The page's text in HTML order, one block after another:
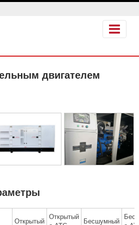
двигателем
Открытый
Открытый
Бесшумный